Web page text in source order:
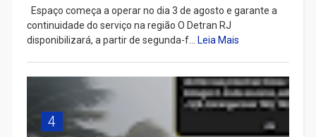
Espaço começa a operar no dia 3 de agosto e garante a
continuidade do serviço na região O Detran RJ
disponibilizará, a partir de segunda-f... Leia Mais
4